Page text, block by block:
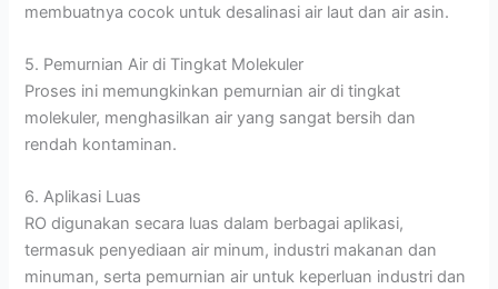
membuatnya cocok untuk desalinasi air laut dan air asin.
5. Pemurnian Air di Tingkat Molekuler
Proses ini memungkinkan pemurnian air di tingkat
molekuler, menghasilkan air yang sangat bersih dan
rendah kontaminan.
6. Aplikasi Luas
RO digunakan secara luas dalam berbagai aplikasi,
termasuk penyediaan air minum, industri makanan dan
minuman, serta pemurnian air untuk keperluan industri dan